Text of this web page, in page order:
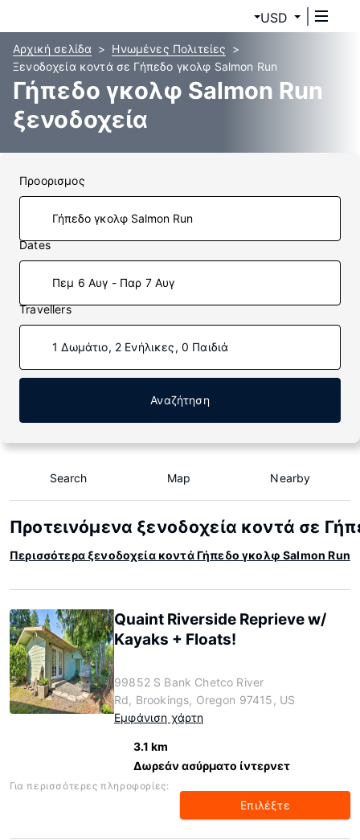
USD
Αρχική σελίδα
Ηνωμένες Πολιτείες
Ξενοδοχεία κοντά σε Γήπεδο γκολφ Salmon Run
Γήπεδο γκολφ Salmon Run
ξενοδοχεία
Προορισμος
Dates
Πεμ 6 Αυγ - Παρ 7 Αυγ
Travellers
1 Δωμάτιο, 2 Ενήλικες, 0 Παιδιά
Αναζήτηση
Search Map Nearby
Προτεινόμενα ξενοδοχεία κοντά σε
Περισσότερα ξενοδοχεία κοντά Γήπεδο γκολφ Salmon Run
Quaint Riverside Reprieve w/
Kayaks + Floats!
99852 S Bank Chetco River
Rd, Brookings, Oregon 97415, US
Εμφάνιση χάρτη
3.1 km
Δωρεάν ασύρματο ίντερνετ
Για περισσότερες πληροφορίες:
Επιλέξτε